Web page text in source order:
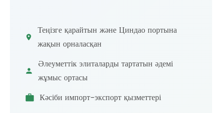
Теңізге қарайтын және Циндао портына
жақын орналасқан
Әлеуметтік элиталарды тартатын әдемі
жұмыс ортасы
Кәсіби импорт-экспорт қызметтері